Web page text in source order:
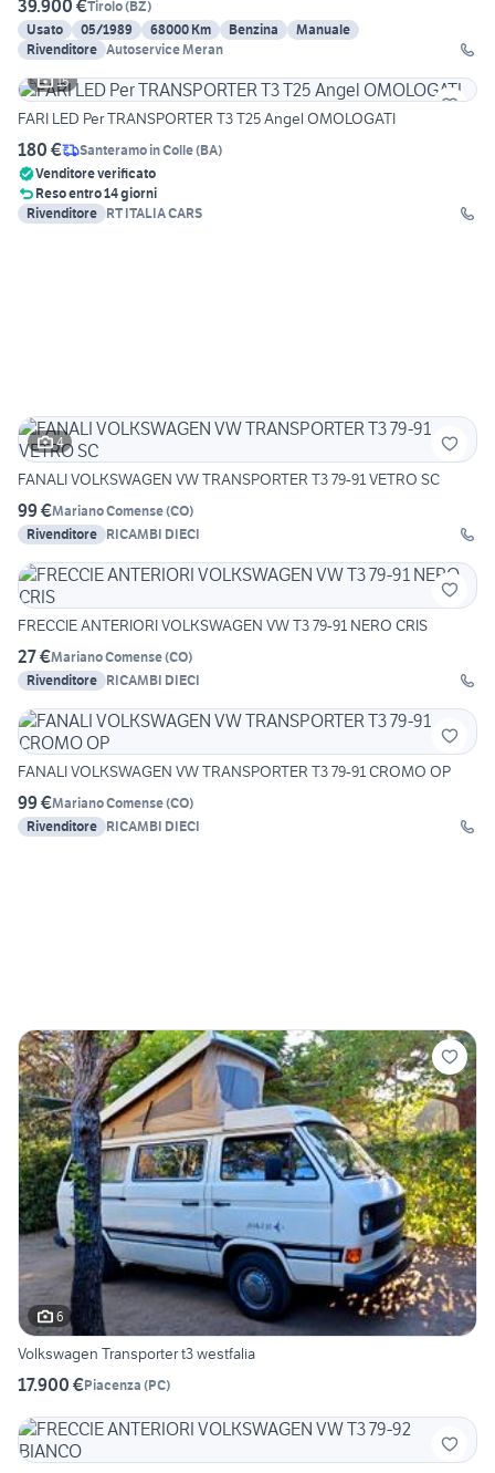
39.900 €Tirolo(BZ)
Usato
05/1989 68000 Km Benzina
Manuale
Rivenditore Autoservice Meran
15
FARI LED Per TRANSPORTER T3 T25 Angel OMOLOGATI
180 € Santeramo in Colle(BA)
Venditore verificato
Reso entro 14 giorni
Rivenditore RT ITALIA CARS
4
FANALI VOLKSWAGEN VW TRANSPORTER T3 79-91 VETRO SC
99 €Mariano Comense(CO)
Rivenditore RICAMBI DIECI
FRECCIE ANTERIORI VOLKSWAGEN VW T3 79-91 NERO CRIS
27 €Mariano Comense(CO)
Rivenditore RICAMBI DIECI
FANALI VOLKSWAGEN VW TRANSPORTER T3 79-91 CROMO OP
99 €Mariano Comense(CO)
Rivenditore RICAMBI DIECI
6
Volkswagen Transporter t3 westfalia
17.900 €Piacenza (PC)